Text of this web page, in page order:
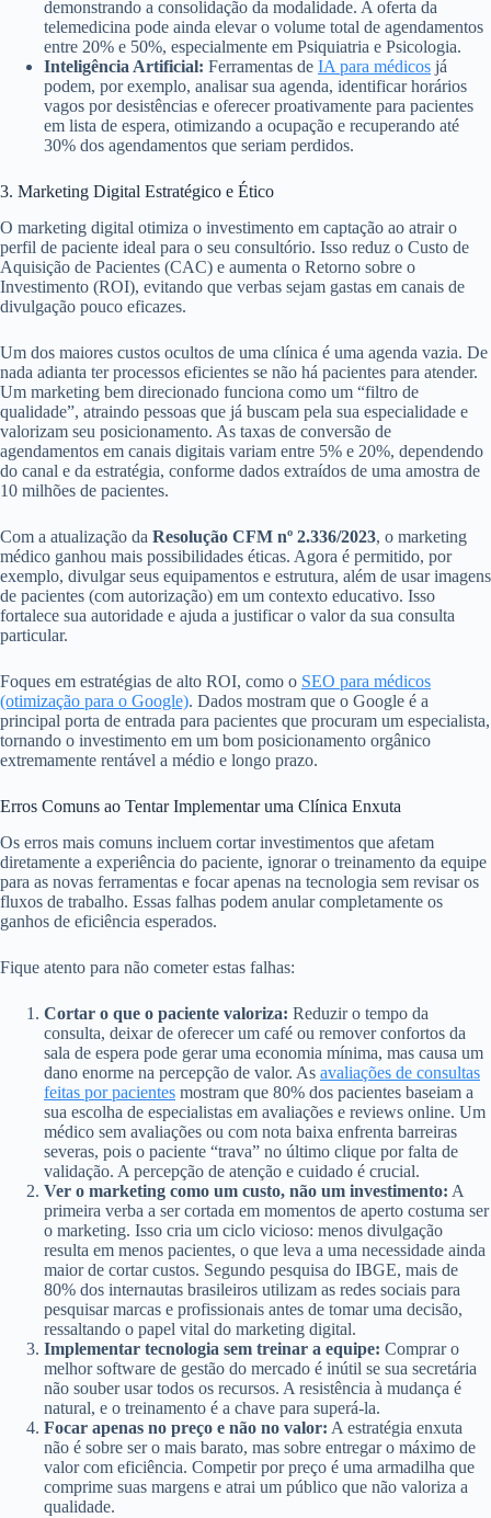
demonstrando a consolidação da modalidade. A oferta da
telemedicina pode ainda elevar o volume total de agendamentos
entre 20% e 50%, especialmente em Psiquiatria e Psicologia.
Inteligência Artificial: Ferramentas de IA para médicos já
podem, por exemplo, analisar sua agenda, identificar horários
vagos por desistências e oferecer proativamente para pacientes
em lista de espera, otimizando a ocupação e recuperando até
30% dos agendamentos que seriam perdidos.
3. Marketing Digital Estratégico e Ético
O marketing digital otimiza o investimento em captação ao atrair o
perfil de paciente ideal para o seu consultório. Isso reduz o Custo de
Aquisição de Pacientes (CAC) e aumenta o Retorno sobre o
Investimento (ROI), evitando que verbas sejam gastas em canais de
divulgação pouco eficazes.
Um dos maiores custos ocultos de uma clínica é uma agenda vazia. De
nada adianta ter processos eficientes se não há pacientes para atender.
Um marketing bem direcionado funciona como um “filtro de
qualidade”, atraindo pessoas que já buscam pela sua especialidade e
valorizam seu posicionamento. As taxas de conversão de
agendamentos em canais digitais variam entre 5% e 20%, dependendo
do canal e da estratégia, conforme dados extraídos de uma amostra de
10 milhões de pacientes.
Com a atualização da Resolução CFM nº 2.336/2023, o marketing
médico ganhou mais possibilidades éticas. Agora é permitido, por
exemplo, divulgar seus equipamentos e estrutura, além de usar imagens
de pacientes (com autorização) em um contexto educativo. Isso
fortalece sua autoridade e ajuda a justificar o valor da sua consulta
particular.
Foques em estratégias de alto ROI, como o SEO para médicos
(otimização para o Google). Dados mostram que o Google é a
principal porta de entrada para pacientes que procuram um especialista,
tornando o investimento em um bom posicionamento orgânico
extremamente rentável a médio e longo prazo.
Erros Comuns ao Tentar Implementar uma Clínica Enxuta
Os erros mais comuns incluem cortar investimentos que afetam
diretamente a experiência do paciente, ignorar o treinamento da equipe
para as novas ferramentas e focar apenas na tecnologia sem revisar os
fluxos de trabalho. Essas falhas podem anular completamente os
ganhos de eficiência esperados.
Fique atento para não cometer estas falhas:
Cortar o que o paciente valoriza: Reduzir o tempo da
consulta, deixar de oferecer um café ou remover confortos da
sala de espera pode gerar uma economia mínima, mas causa um
dano enorme na percepção de valor. As avaliações de consultas
feitas por pacientes mostram que 80% dos pacientes baseiam a
sua escolha de especialistas em avaliações e reviews online. Um
médico sem avaliações ou com nota baixa enfrenta barreiras
severas, pois o paciente “trava” no último clique por falta de
validação. A percepção de atenção e cuidado é crucial.
Ver o marketing como um custo, não um investimento: A
primeira verba a ser cortada em momentos de aperto costuma ser
o marketing. Isso cria um ciclo vicioso: menos divulgação
resulta em menos pacientes, o que leva a uma necessidade ainda
maior de cortar custos. Segundo pesquisa do IBGE, mais de
80% dos internautas brasileiros utilizam as redes sociais para
pesquisar marcas e profissionais antes de tomar uma decisão,
ressaltando o papel vital do marketing digital.
Implementar tecnologia sem treinar a equipe: Comprar o
melhor software de gestão do mercado é inútil se sua secretária
não souber usar todos os recursos. A resistência à mudança é
natural, e o treinamento é a chave para superá-la.
Focar apenas no preço e não no valor: A estratégia enxuta
não é sobre ser o mais barato, mas sobre entregar o máximo de
valor com eficiência. Competir por preço é uma armadilha que
comprime suas margens e atrai um público que não valoriza a
qualidade.